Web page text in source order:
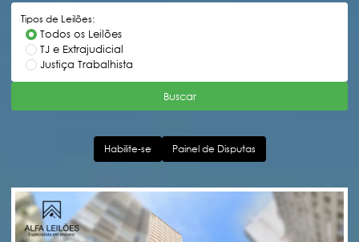
Tipos de Leilões:
Todos os Leilões
TJ e Extrajudicial
Justiça Trabalhista
Buscar
Habilite-se Painel de Disputas